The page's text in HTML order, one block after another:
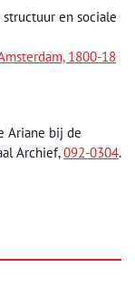
structuur en sociale
1800-18
Ariane bij de
Archief,092-0304.